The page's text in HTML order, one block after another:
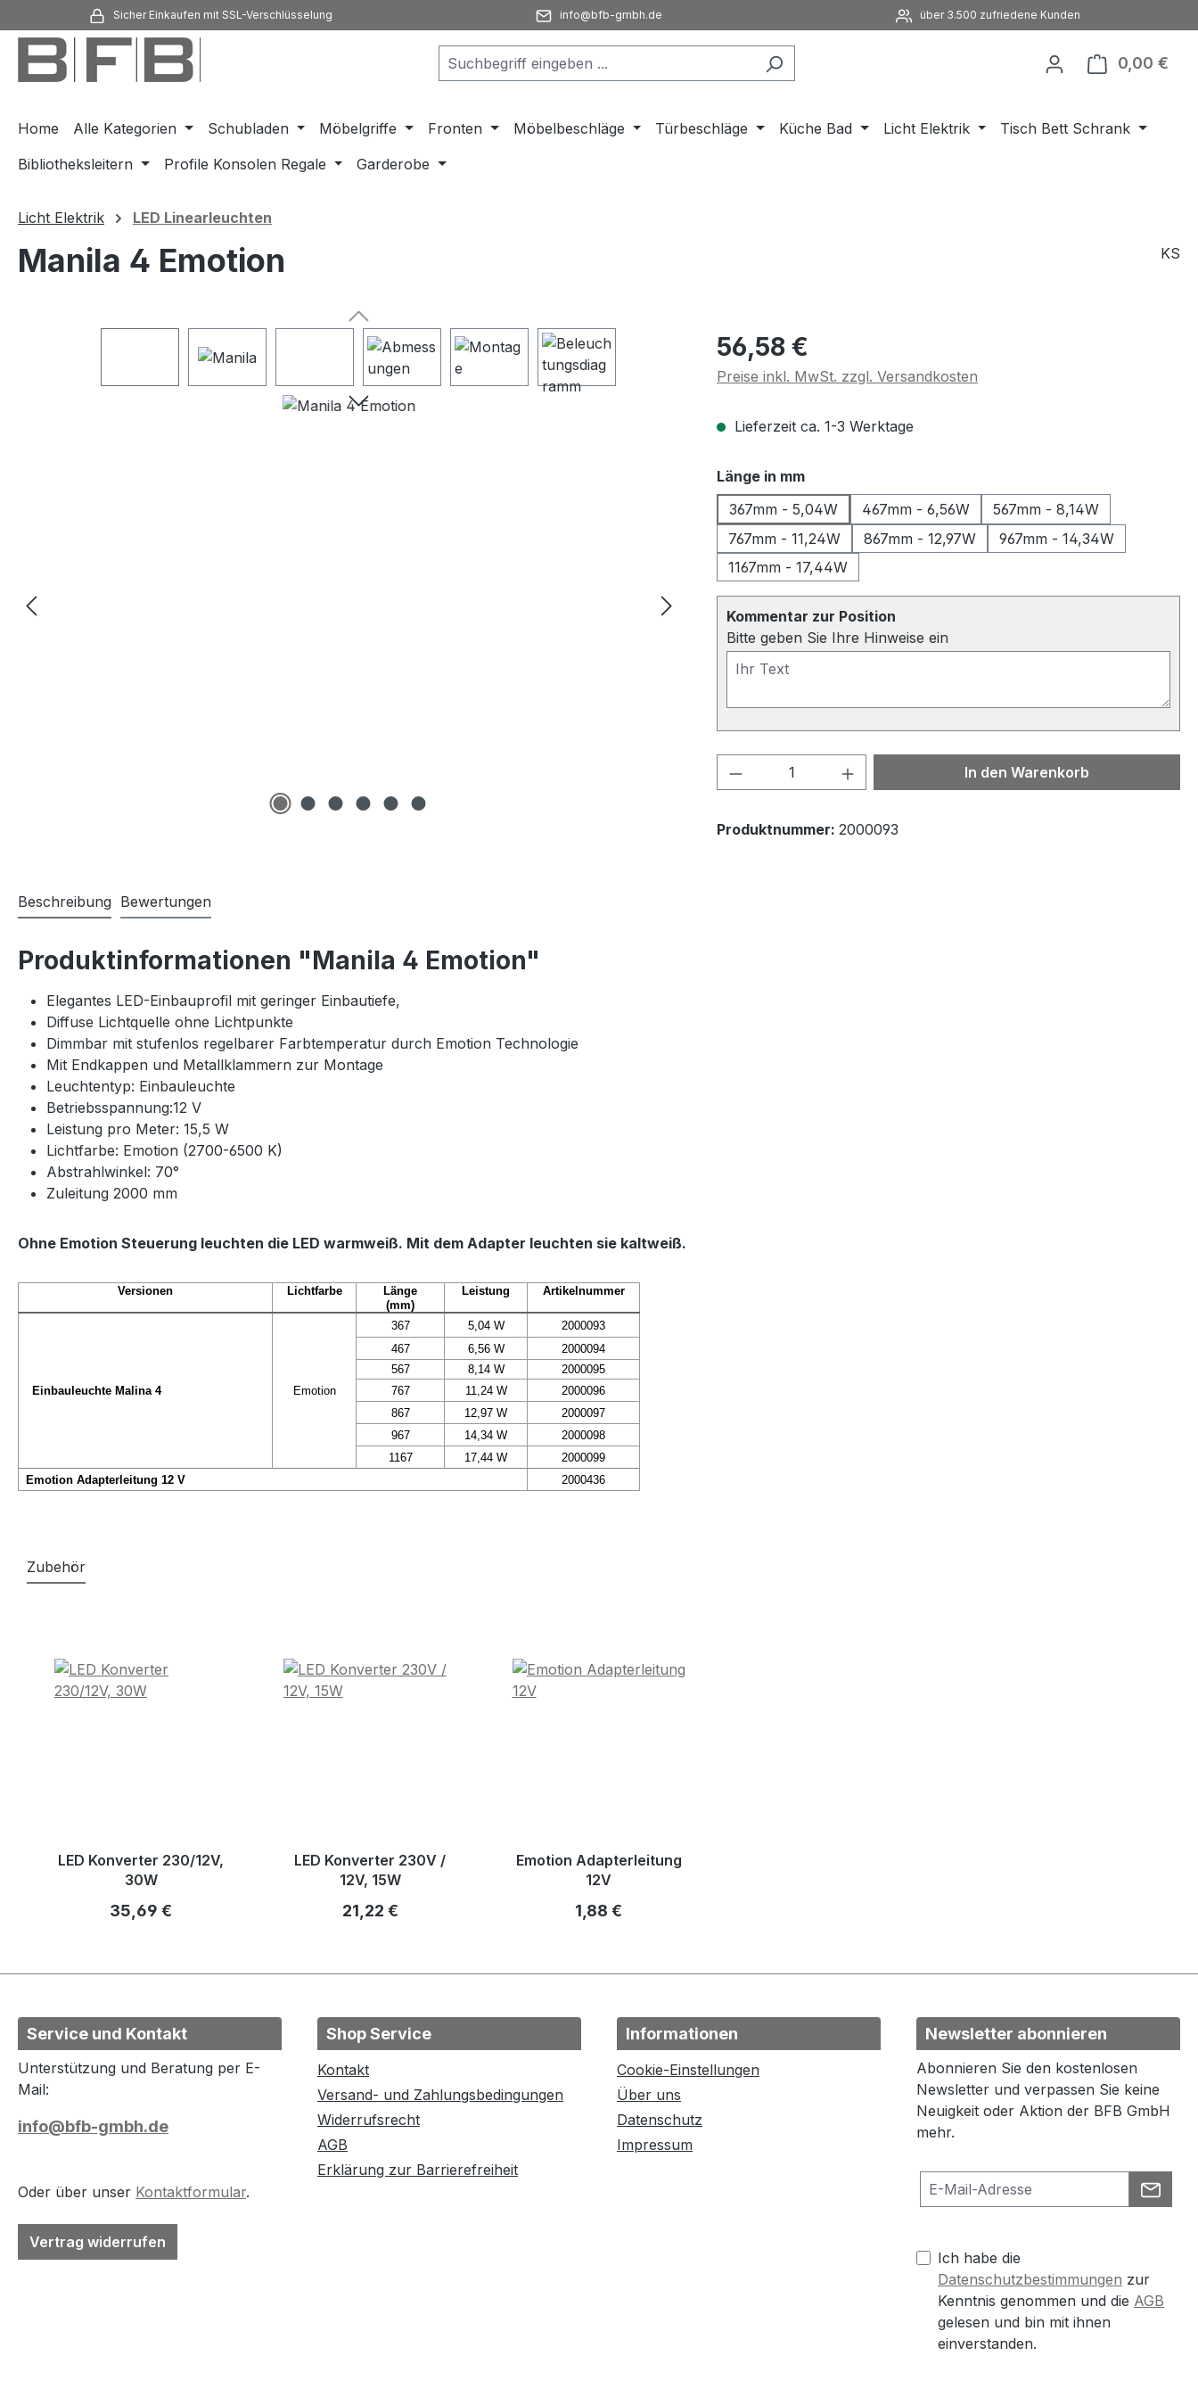
Hauptinhalt springen
Zur Suche springen
Zur Hauptnavigation springen
Sicher Einkaufen mit SSL-Verschlüsselung info@bfb-gmbh.de über 3.500 zufriedene Kunden
0,00 €
Home Alle Kategorien Schubladen Möbelgriffe Fronten Möbelbeschläge Türbeschläge Küche Bad Licht Elektrik
Tisch Bett Schrank
Bibliotheksleitern
Profile Konsolen Regale Garderobe
Licht Elektrik LED Linearleuchten
Manila 4 Emotion KS
Regulärer Preis:
56,58 €
Preise inkl. MwSt. zzgl. Versandkosten
Lieferzeit ca. 1-3 Werktage
Länge in mmauswählen
367mm - 5,04W
467mm - 6,56W
567mm - 8,14W
767mm - 11,24W
867mm - 12,97W
967mm - 14,34W
1167mm - 17,44W
Kommentar zur Position
Bitte geben Sie Ihre Hinweise ein
Produkt Anzahl: Gib den gewünschten Wert
In den Warenkorb
Produktnummer: 2000093
Beschreibung Bewertungen
Produktinformationen "Manila 4 Emotion"
Elegantes LED-Einbauprofil mit geringer Einbautiefe,
Diffuse Lichtquelle ohne Lichtpunkte
Dimmbar mit stufenlos regelbarer Farbtemperatur durch Emotion Technologie
Mit Endkappen und Metallklammern zur Montage
Leuchtentyp: Einbauleuchte
Betriebsspannung:12 V
Leistung pro Meter: 15,5 W
Lichtfarbe: Emotion (2700-6500 K)
Abstrahlwinkel: 70°
Zuleitung 2000 mm
Ohne Emotion Steuerung leuchten die LED warmweiß. Mit dem Adapter leuchten sie kaltweiß.
Versionen Lichtfarbe
Länge
(mm)
Leistung Artikelnummer
Einbauleuchte Malina 4 Emotion
367 5,04 W
2000093
467
6,56 W
2000094
567
8,14 W
2000095
767
11,24 W
2000096
867
12,97 W
2000097
967
14,34 W
2000098
1167
17,44 W
2000099
Emotion Adapterleitung 12 V
2000436
Zubehör
LED Konverter 230/12V,
30W
Regulärer Preis:
35,69 €
LED Konverter 230V /
12V, 15W
Regulärer Preis:
21,22 €
Emotion Adapterleitung
12V
Regulärer Preis:
1,88 €
Service und Kontakt
Unterstützung und Beratung per E-
Mail:
info@bfb-gmbh.de
Oder über unser Kontaktformular.
Vertrag widerrufen
Shop Service
Kontakt
Versand- und Zahlungsbedingungen
Widerrufsrecht
AGB
Erklärung zur Barrierefreiheit
Informationen
Cookie-Einstellungen
Über uns
Datenschutz
Impressum
Newsletter abonnieren
Abonnieren Sie den kostenlosen
Newsletter und verpassen Sie keine
Neuigkeit oder Aktion der BFB GmbH
mehr.
Ich habe die
Datenschutzbestimmungen zur
Kenntnis genommen und die AGB
gelesen und bin mit ihnen
einverstanden.